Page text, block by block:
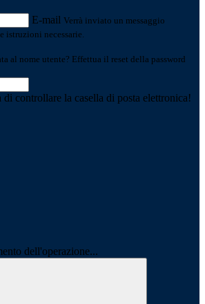
E-mail Verrà inviato un messaggio
necessarie.
al nome utente? Effettua il reset della password
controllare la casella di posta elettronica!
dell'operazione...